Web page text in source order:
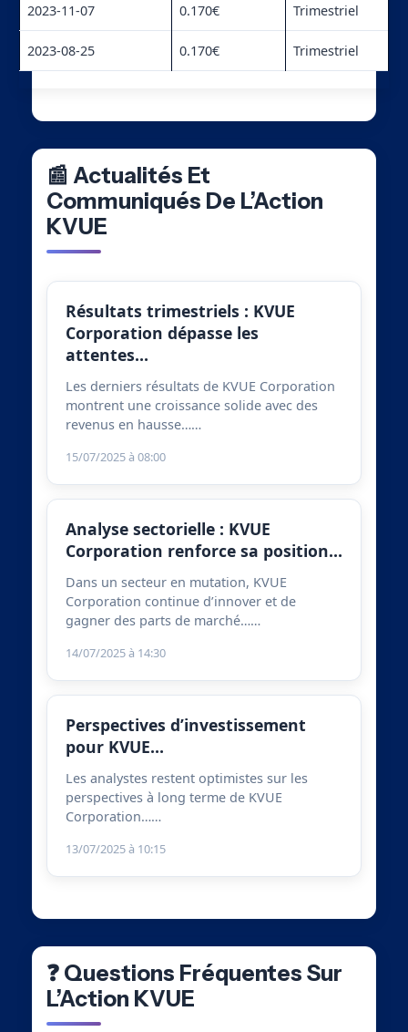
2023-11-07 0.170€ Trimestriel
2023-08-25 0.170€ Trimestriel
📰 Actualités Et
Communiqués De L’Action
KVUE
Résultats trimestriels : KVUE
Corporation dépasse les
attentes…
Les derniers résultats de KVUE Corporation
montrent une croissance solide avec des
revenus en hausse……
15/07/2025 à 08:00
Analyse sectorielle : KVUE
Corporation renforce sa position…
Dans un secteur en mutation, KVUE
Corporation continue d’innover et de
gagner des parts de marché……
14/07/2025 à 14:30
Perspectives d’investissement
pour KVUE…
Les analystes restent optimistes sur les
perspectives à long terme de KVUE
Corporation……
13/07/2025 à 10:15
❓ Questions Fréquentes Sur
L’Action KVUE